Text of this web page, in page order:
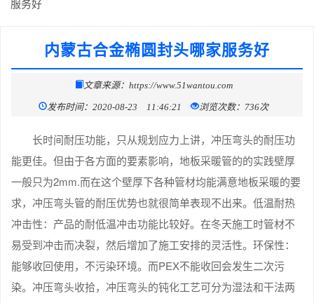
服务好
内蒙古合金椭圆封头哪家服务好
文章来源：https://www.51wantou.com
发布时间：2020-08-23 11:46:21 浏览次数：736次
长时间耐压功能，只从规划应力上讲，冲压弯头的耐压功
能更佳。但由于各方面的要素影响，地板采暖管的的实践壁厚
一般只为2mm.而在这个壁厚下各种管材均能满意地板采暖的要
求，冲压弯头管的耐压优势也就很简单表现不出来。低温耐热
冲击性：产品的耐低温冲击功能比较好。在冬天施工时管材不
易受到冲击而决裂，然后增加了施工安排的灵活性。环保性：
能够收回使用，不污染环境。而PEX不能收回会发生二次污
染。冲压弯头收拾，冲压弯头的钝化工艺可分为湿法和干法两